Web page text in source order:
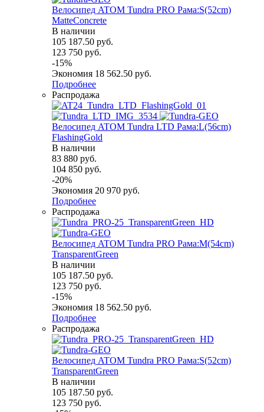
Велосипед ATOM Tundra PRO Рама:S(52cm)
MatteConcrete
В наличии
105 187.50 руб.
123 750 руб.
-15%
Экономия 18 562.50 руб.
Подробнее
Распродажа
Велосипед ATOM Tundra LTD Рама:L(56cm)
FlashingGold
В наличии
83 880 руб.
104 850 руб.
-20%
Экономия 20 970 руб.
Подробнее
Распродажа
Велосипед ATOM Tundra PRO Рама:M(54cm)
TransparentGreen
В наличии
105 187.50 руб.
123 750 руб.
-15%
Экономия 18 562.50 руб.
Подробнее
Распродажа
Велосипед ATOM Tundra PRO Рама:S(52cm)
TransparentGreen
В наличии
105 187.50 руб.
123 750 руб.